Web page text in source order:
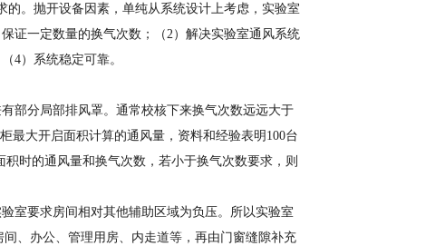
。抛开设备因素，单纯从系统设计上考虑，实验室
证一定数量的换气次数；（2）解决实验室通风系统
4）系统稳定可靠。
部分局部排风罩。通常校核下来换气次数远远大于
最大开启面积计算的通风量，资料和经验表明100台
时的通风量和换气次数，若小于换气次数要求，则
室要求房间相对其他辅助区域为负压。所以实验室
、办公、管理用房、内走道等，再由门窗缝隙补充